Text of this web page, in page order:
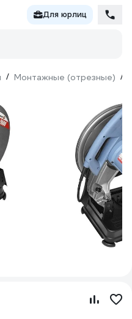
Для юрлиц
/ Монтажные (отрезные) /